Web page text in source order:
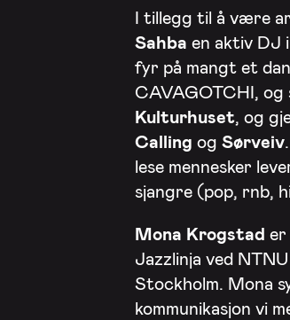
I tillegg til å være
Sahba en aktiv DJ
fyr på mangt et
CAVAGOTCHI,
Kulturhuset , og
Calling og Sørveiv
lese mennesker
sjangre (pop, rnb,
Mona Krogstad er
Jazzlinja ved
Stockholm. Mona
kommunikasjon vi